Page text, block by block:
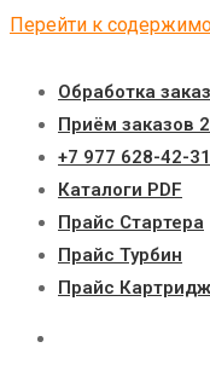
Перейти к
Обработка
Приём заказов
+7 977 628-42-31
Каталоги PDF
Прайс Стартера
Прайс Турбин
Прайс Картридж